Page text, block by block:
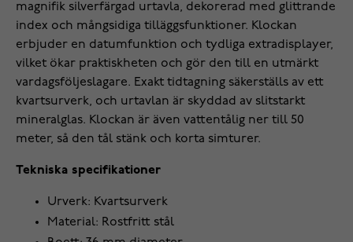
magnifik silverfärgad urtavla, dekorerad med glittrande
index och mångsidiga tilläggsfunktioner. Klockan
erbjuder en datumfunktion och tydliga extradisplayer,
vilket ökar praktiskheten och gör den till en utmärkt
vardagsföljeslagare. Exakt tidtagning säkerställs av ett
kvartsurverk, och urtavlan är skyddad av slitstarkt
mineralglas. Klockan är även vattentålig ner till 50
meter, så den tål stänk och korta simturer.
Tekniska specifikationer
Urverk: Kvartsurverk
Material: Rostfritt stål